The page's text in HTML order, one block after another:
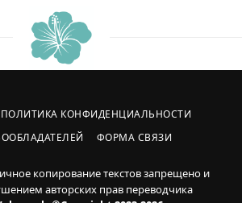
ПОЛИТИКА КОНФИДЕНЦИАЛЬНОСТИ
ФОРМА СВЯЗИ
копирование текстов запрещено и
авторских прав переводчика